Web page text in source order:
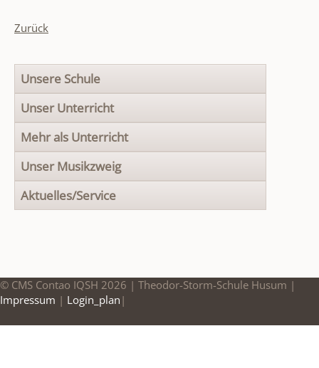
Zurück
Navigation
überspringen
Unsere Schule
Unser Unterricht
Mehr als Unterricht
Unser Musikzweig
Aktuelles/Service
© CMS Contao IQSH 2026 | Theodor-Storm-Schule Husum |
Impressum | Login_plan |